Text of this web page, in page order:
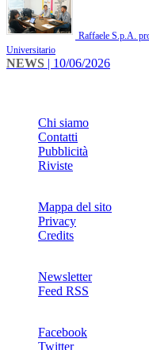
Raffaele S.p.A.
Universitario
NEWS | 10/06/2026
Chi siamo
Contatti
Pubblicità
Riviste
Mappa del sito
Privacy
Credits
Newsletter
Feed RSS
Facebook
Twitter